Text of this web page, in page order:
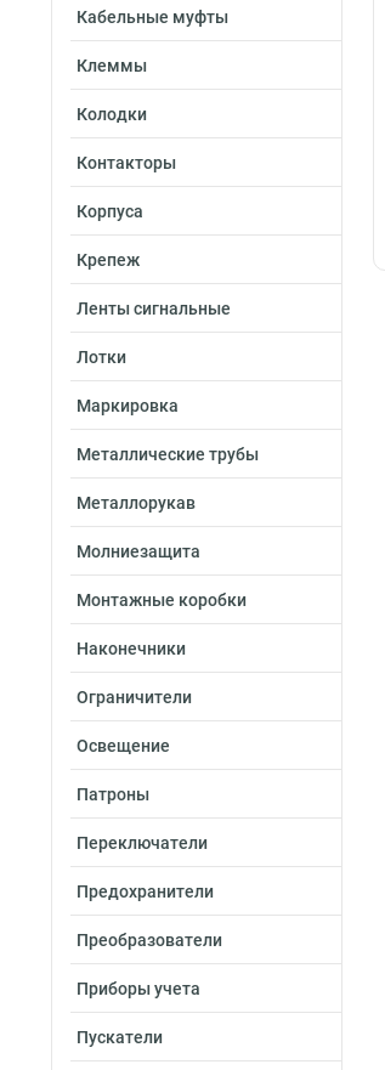
Кабельные муфты
Клеммы
Колодки
Контакторы
Корпуса
Крепеж
Ленты сигнальные
Лотки
Маркировка
Металлические трубы
Металлорукав
Молниезащита
Монтажные коробки
Наконечники
Ограничители
Освещение
Патроны
Переключатели
Предохранители
Преобразователи
Приборы учета
Пускатели